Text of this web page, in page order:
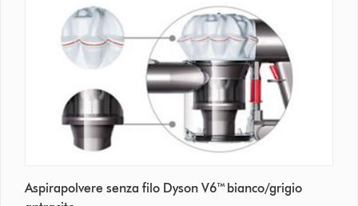
Aspirapolvere senza filo Dyson V6™ bianco/grigio